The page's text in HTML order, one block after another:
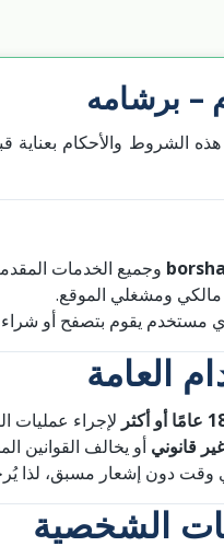
– برشامه
الشروط والأحكام بعناية
وجميع الخدمات
ومشغلي الموقع.
مستخدم يقوم بتصفح أو شراء
لإجراء عمليات
قانوني أو يخالف القوانين
دون إشعار مسبق، لذا